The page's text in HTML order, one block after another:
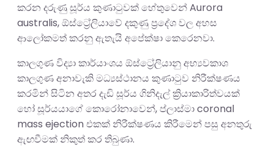
කරන දරුණු සූර්ය කුණාටුවක් හේතුවෙන් Aurora
australis, ඕස්ට්‍රේලියාවේ දකුණු ප්‍රදේශ වල අහස
ආලෝකමත් කරනු ඇතැයි අපේක්ෂා කෙරෙනවා.
කාලගුණ විද්‍යා කාර්යාංශය ඕස්ට්‍රේලියානු අභ්‍යවකාශ
කාලගුණ අනාවැකි මධ්‍යස්ථානය කුණාටුව නිරීක්ෂණය
කරමින් සිටින අතර දැඩි සූර්ය ගිනිදැල් ක්‍රියාකාරිත්වයක්
හෝ සූර්යයාගේ කොරෝනාවෙන්, ප්ලාස්මා coronal
mass ejection එකක් නිරීක්ෂණය කිරීමෙන් පසු අනතුරු
ඇඟවීමක් නිකුත් කර තිබුණා.